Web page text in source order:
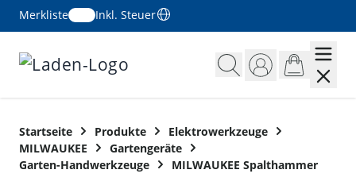
Merkliste
Inkl. Steuer
Startseite Produkte
Elektrowerkzeuge
MILWAUKEE
Gartengeräte
Garten-Handwerkzeuge
MILWAUKEE Spalthammer